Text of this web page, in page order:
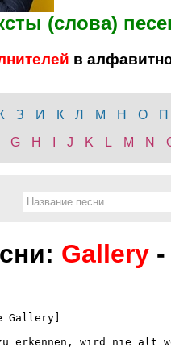
(слова)
в
З И К Л М Н О П
G H J K L M N
Gallery -
Gallery]
erkennen, wird nie alt